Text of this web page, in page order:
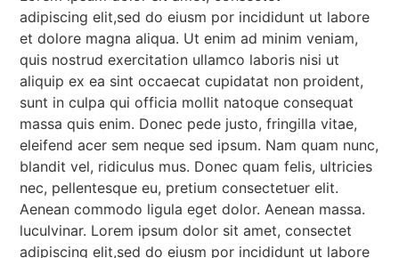
adipiscing elit,sed do eiusm por incididunt ut labore
et dolore magna aliqua. Ut enim ad minim veniam,
quis nostrud exercitation ullamco laboris nisi ut
aliquip ex ea sint occaecat cupidatat non proident,
sunt in culpa qui officia mollit natoque consequat
massa quis enim. Donec pede justo, fringilla vitae,
eleifend acer sem neque sed ipsum. Nam quam nunc,
blandit vel, ridiculus mus. Donec quam felis, ultricies
nec, pellentesque eu, pretium consectetuer elit.
Aenean commodo ligula eget dolor. Aenean massa.
luculvinar. Lorem ipsum dolor sit amet, consectet
adipiscing elit,sed do eiusm por incididunt ut labore